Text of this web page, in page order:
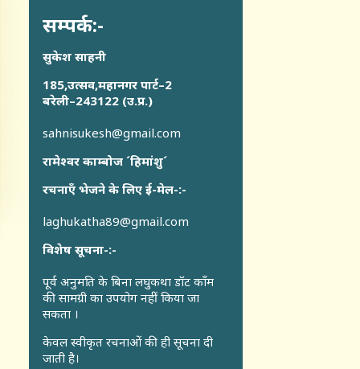
सम्पर्क:-
सुकेश साहनी
185,उत्सव,महानगर पार्ट–2
बरेली–243122 (उ.प्र.)
sahnisukesh@gmail.com
रामेश्वर काम्बोज ´हिमांशु´
रचनाएँ भेजने के लिए ई-मेल-:-
laghukatha89@gmail.com
विशेष सूचना-:-
पूर्व अनुमति के बिना लघुकथा डॉट कॉंम
की सामग्री का उपयोग नहीं किया जा
सकता ।
केवल स्वीकृत रचनाओं की ही सूचना दी
जाती है।